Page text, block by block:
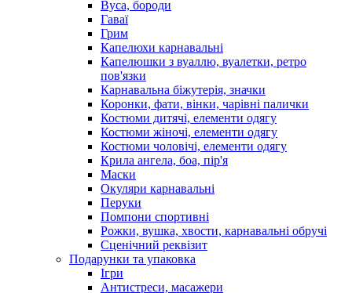
Вуса, бороди
Гаваї
Грим
Капелюхи карнавальні
Капелюшки з вуаллю, вуалетки, ретро
пов'язки
Карнавальна біжутерія, значки
Коронки, фати, вінки, чарівні палички
Костюми дитячі, елементи одягу
Костюми жіночі, елементи одягу
Костюми чоловічі, елементи одягу
Крила ангела, боа, пір'я
Маски
Окуляри карнавальні
Перуки
Помпони спортивні
Рожки, вушка, хвости, карнавальні обручі
Сценічний реквізит
Подарунки та упаковка
Ігри
Антистреси, масажери